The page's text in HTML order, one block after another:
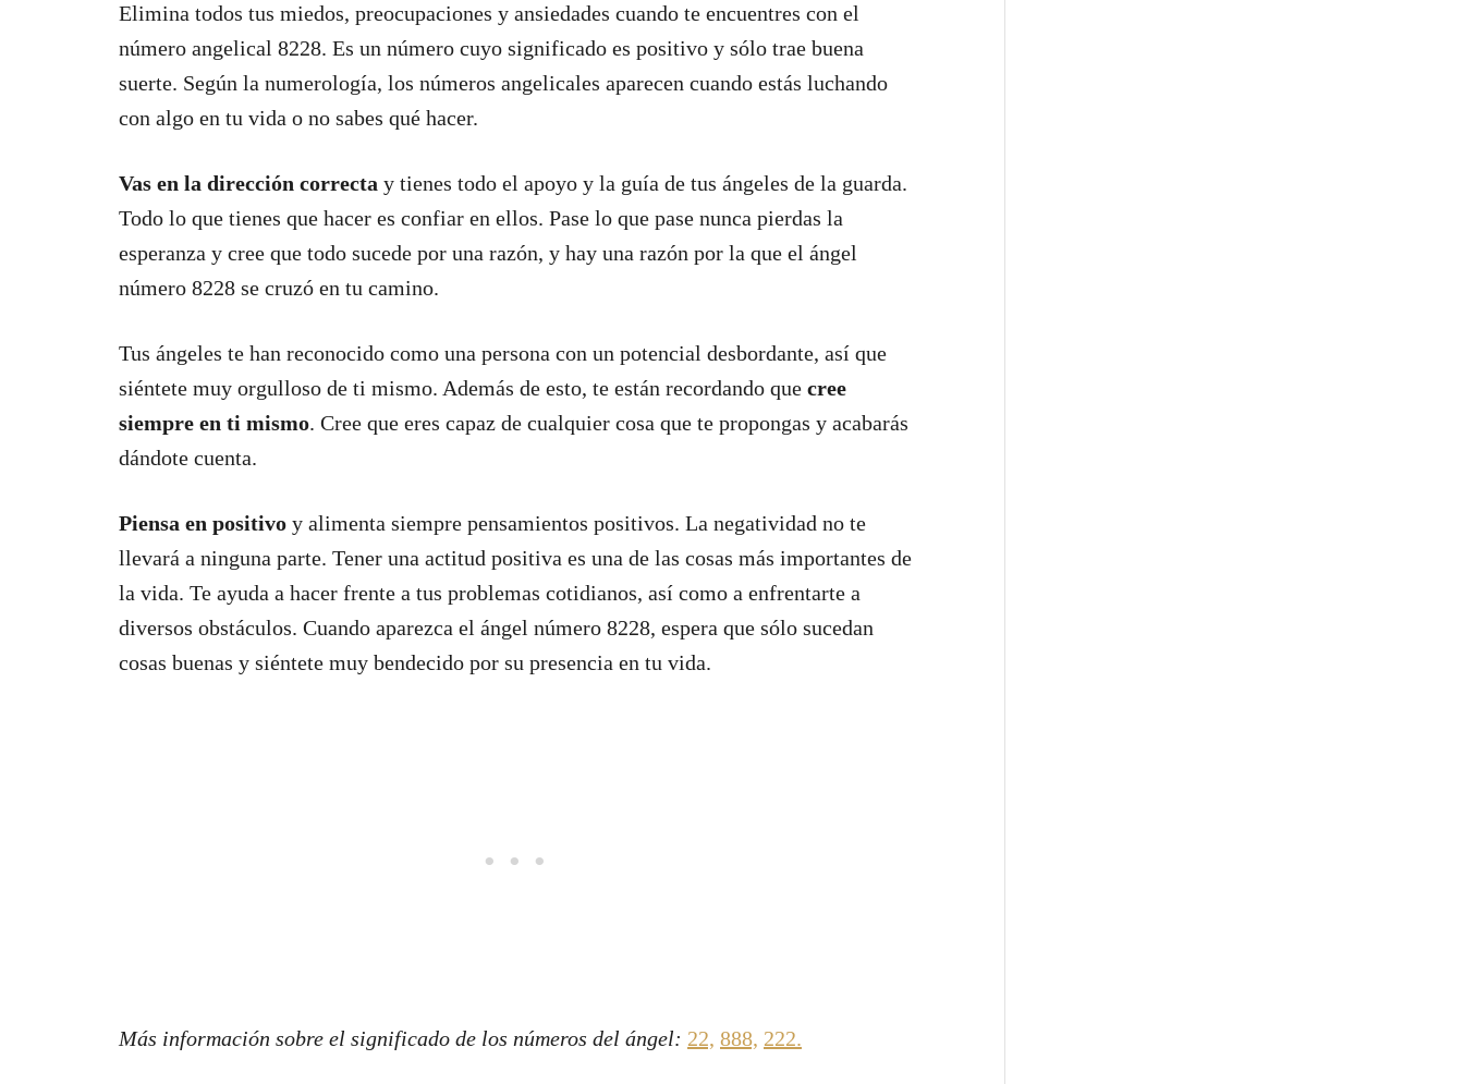
Elimina todos tus miedos, preocupaciones y ansiedades cuando te encuentres con el
número angelical 8228. Es un número cuyo significado es positivo y sólo trae buena
suerte. Según la numerología, los números angelicales aparecen cuando estás luchando
con algo en tu vida o no sabes qué hacer.
Vas en la dirección correcta y tienes todo el apoyo y la guía de tus ángeles de la guarda.
Todo lo que tienes que hacer es confiar en ellos. Pase lo que pase nunca pierdas la
esperanza y cree que todo sucede por una razón, y hay una razón por la que el ángel
número 8228 se cruzó en tu camino.
Tus ángeles te han reconocido como una persona con un potencial desbordante, así que
siéntete muy orgulloso de ti mismo. Además de esto, te están recordando que cree
siempre en ti mismo. Cree que eres capaz de cualquier cosa que te propongas y acabarás
dándote cuenta.
Piensa en positivo y alimenta siempre pensamientos positivos. La negatividad no te
llevará a ninguna parte. Tener una actitud positiva es una de las cosas más importantes de
la vida. Te ayuda a hacer frente a tus problemas cotidianos, así como a enfrentarte a
diversos obstáculos. Cuando aparezca el ángel número 8228, espera que sólo sucedan
cosas buenas y siéntete muy bendecido por su presencia en tu vida.
Más información sobre el significado de los números del ángel: 22, 888, 222.